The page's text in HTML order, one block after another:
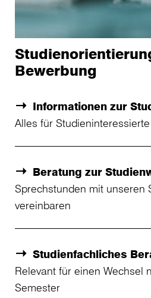
Bewerbung
Informationen zur
Alles für
Beratung zur
Sprechstunden mit unseren
vereinbaren
Studienfachliches
Relevant für einen Wechsel
Semester